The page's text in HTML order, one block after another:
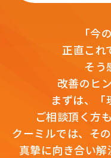
「今
正直これ
そう
改善のヒ
まずは、「
ご相談頂く方
クーミルでは、そ
真摯に向き合い解